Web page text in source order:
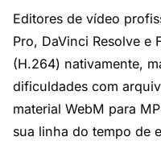
Editores de vídeo
Pro, DaVinci Resolve e
(H.264) nativamente,
dificuldades com
material WebM para
sua linha do tempo de